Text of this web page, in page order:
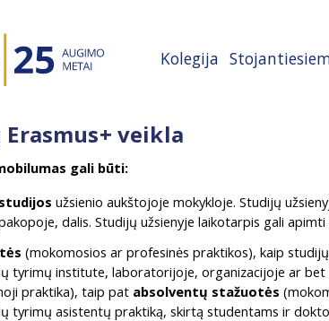
Kolegija
veikla
gali būti:
studijos užsienio aukštojoje mokykloje. Studijų
dalis. Studijų užsienyje laikotarpis gali
(mokomosios ar profesinės praktikos), kaip
tyrimų institute, laboratorijoje, organizacijoje ar
praktika), taip pat absolventų stažuotės
tyrimų asistentų praktiką, skirtą studentams ir